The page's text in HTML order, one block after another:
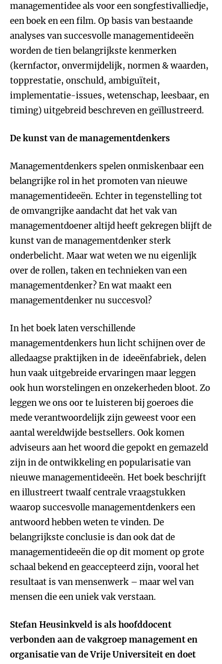
managementidee als voor een songfestivalliedje,
een boek en een film. Op basis van bestaande
analyses van succesvolle managementideeën
worden de tien belangrijkste kenmerken
(kernfactor, onvermijdelijk, normen & waarden,
topprestatie, onschuld, ambiguïteit,
implementatie-issues, wetenschap, leesbaar, en
timing) uitgebreid beschreven en geïllustreerd.
De kunst van de managementdenkers
Managementdenkers spelen onmiskenbaar een
belangrijke rol in het promoten van nieuwe
managementideeën. Echter in tegenstelling tot
de omvangrijke aandacht dat het vak van
managementdoener altijd heeft gekregen blijft de
kunst van de managementdenker sterk
onderbelicht. Maar wat weten we nu eigenlijk
over de rollen, taken en technieken van een
managementdenker? En wat maakt een
managementdenker nu succesvol?
In het boek laten verschillende
managementdenkers hun licht schijnen over de
alledaagse praktijken in de ideeënfabriek, delen
hun vaak uitgebreide ervaringen maar leggen
ook hun worstelingen en onzekerheden bloot. Zo
leggen we ons oor te luisteren bij goeroes die
mede verantwoordelijk zijn geweest voor een
aantal wereldwijde bestsellers. Ook komen
adviseurs aan het woord die gepokt en gemazeld
zijn in de ontwikkeling en popularisatie van
nieuwe managementideeën. Het boek beschrijft
en illustreert twaalf centrale vraagstukken
waarop succesvolle managementdenkers een
antwoord hebben weten te vinden. De
belangrijkste conclusie is dan ook dat de
managementideeën die op dit moment op grote
schaal bekend en geaccepteerd zijn, vooral het
resultaat is van mensenwerk – maar wel van
mensen die een uniek vak verstaan.
Stefan Heusinkveld is als hoofddocent
verbonden aan de vakgroep management en
organisatie van de Vrije Universiteit en doet